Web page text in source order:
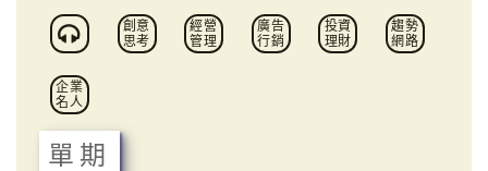
創意
思考
經營
管理
廣告
行銷
投資
理財
趨勢
網路
企業
名人
單期